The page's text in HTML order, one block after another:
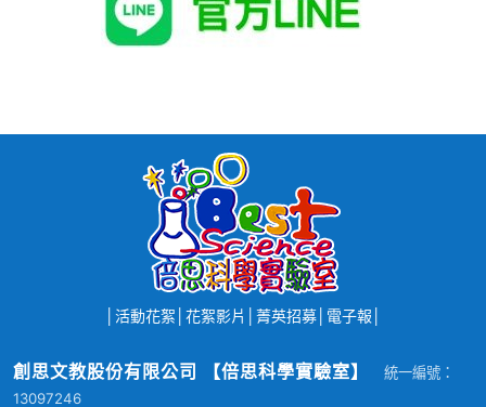
活動花絮 花絮影片 菁英招募│ 電子報
創思文教股份有限公司 【倍思科學實驗室】
統一編號：
13097246